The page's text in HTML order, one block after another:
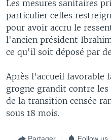
Les mesures sanitaires
particulier celles
pour avoir accru le
l'ancien président
ce qu'il soit déposé par
Après l'accueil favorable
grogne grandit contre
de la transition censée
sous 18 mois.